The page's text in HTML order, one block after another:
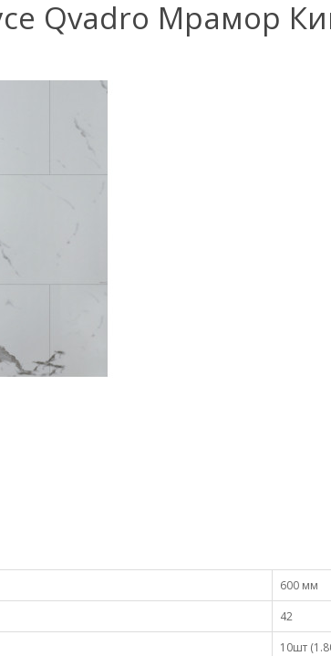
Qvadro Мрамор
600 мм
42
10шт